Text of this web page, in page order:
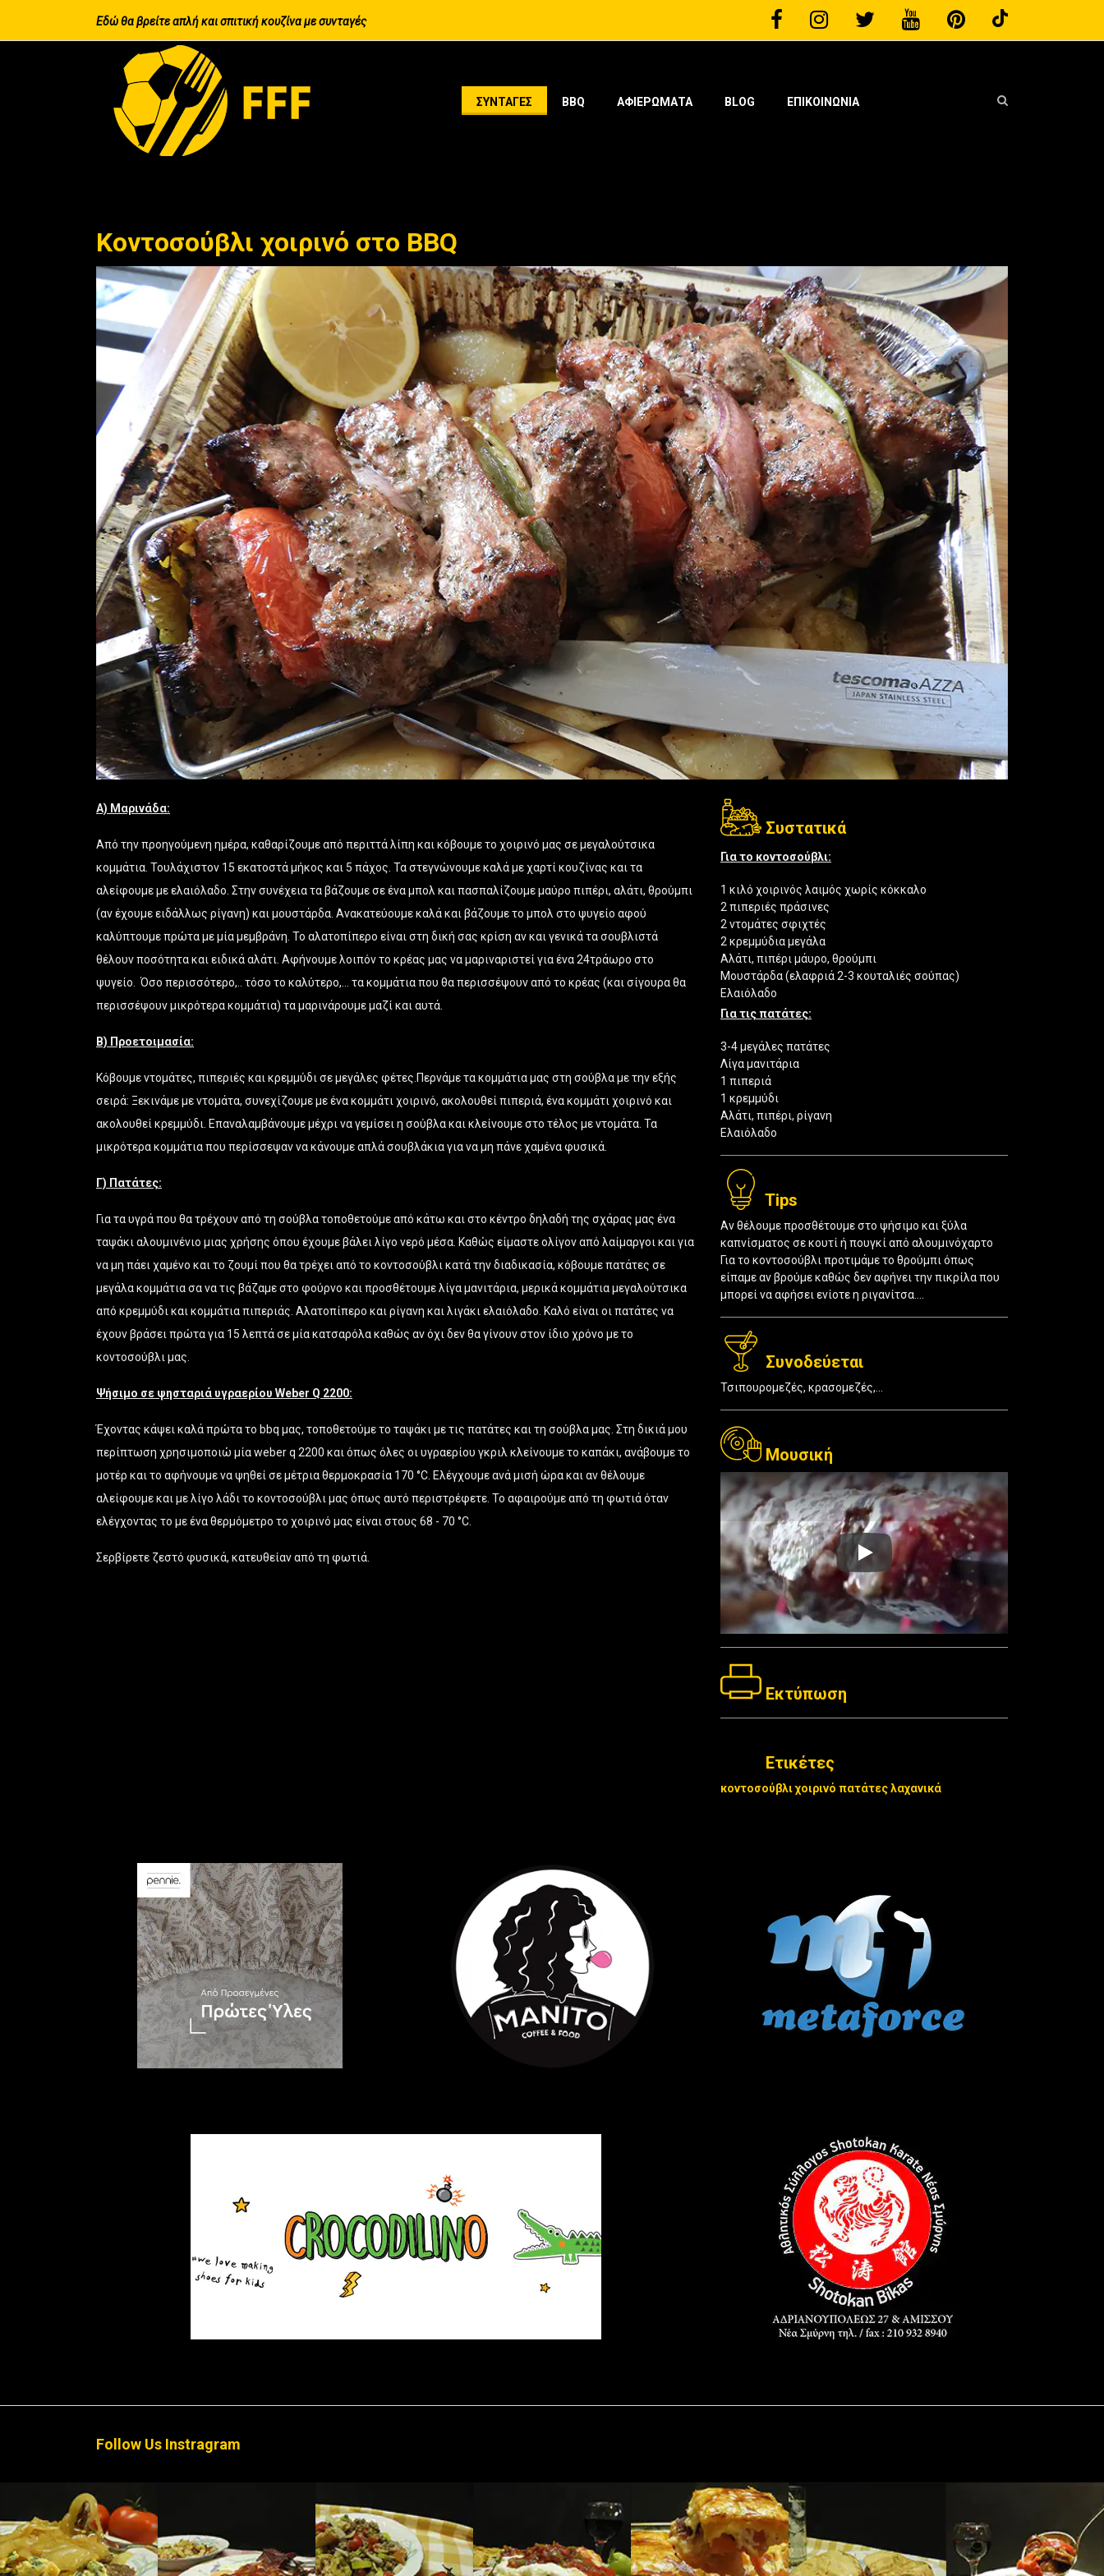
Εδώ θα βρείτε απλή και σπιτική κουζίνα με συνταγές
ΣΥΝΤΑΓΕΣ BBQ ΑΦΙΕΡΩΜΑΤΑ BLOG ΕΠΙΚΟΙΝΩΝΙΑ
Κοντοσούβλι χοιρινό στο BBQ
Α) Μαρινάδα:
Από την προηγούμενη ημέρα, καθαρίζουμε από περιττά λίπη και κόβουμε το χοιρινό μας σε μεγαλούτσικα
κομμάτια. Τουλάχιστον 15 εκατοστά μήκος και 5 πάχος. Τα στεγνώνουμε καλά με χαρτί κουζίνας και τα
αλείφουμε με ελαιόλαδο. Στην συνέχεια τα βάζουμε σε ένα μπολ και πασπαλίζουμε μαύρο πιπέρι, αλάτι, θρούμπι
(αν έχουμε ειδάλλως ρίγανη) και μουστάρδα. Ανακατεύουμε καλά και βάζουμε το μπολ στο ψυγείο αφού
καλύπτουμε πρώτα με μία μεμβράνη. Το αλατοπίπερο είναι στη δική σας κρίση αν και γενικά τα σουβλιστά
θέλουν ποσότητα και ειδικά αλάτι. Αφήνουμε λοιπόν το κρέας μας να μαριναριστεί για ένα 24τράωρο στο
ψυγείο. Όσο περισσότερο,.. τόσο το καλύτερο,… τα κομμάτια που θα περισσέψουν από το κρέας (και σίγουρα θα
περισσέψουν μικρότερα κομμάτια) τα μαρινάρουμε μαζί και αυτά.
Β) Προετοιμασία:
Κόβουμε ντομάτες, πιπεριές και κρεμμύδι σε μεγάλες φέτες.Περνάμε τα κομμάτια μας στη σούβλα με την εξής
σειρά: Ξεκινάμε με ντομάτα, συνεχίζουμε με ένα κομμάτι χοιρινό, ακολουθεί πιπεριά, ένα κομμάτι χοιρινό και
ακολουθεί κρεμμύδι. Επαναλαμβάνουμε μέχρι να γεμίσει η σούβλα και κλείνουμε στο τέλος με ντομάτα. Τα
μικρότερα κομμάτια που περίσσεψαν να κάνουμε απλά σουβλάκια για να μη πάνε χαμένα φυσικά.
Γ) Πατάτες:
Για τα υγρά που θα τρέχουν από τη σούβλα τοποθετούμε από κάτω και στο κέντρο δηλαδή της σχάρας μας ένα
ταψάκι αλουμινένιο μιας χρήσης όπου έχουμε βάλει λίγο νερό μέσα. Καθώς είμαστε ολίγον από λαίμαργοι και για
να μη πάει χαμένο και το ζουμί που θα τρέχει από το κοντοσούβλι κατά την διαδικασία, κόβουμε πατάτες σε
μεγάλα κομμάτια σα να τις βάζαμε στο φούρνο και προσθέτουμε λίγα μανιτάρια, μερικά κομμάτια μεγαλούτσικα
από κρεμμύδι και κομμάτια πιπεριάς. Αλατοπίπερο και ρίγανη και λιγάκι ελαιόλαδο. Καλό είναι οι πατάτες να
έχουν βράσει πρώτα για 15 λεπτά σε μία κατσαρόλα καθώς αν όχι δεν θα γίνουν στον ίδιο χρόνο με το
κοντοσούβλι μας.
Ψήσιμο σε ψησταριά υγραερίου Weber Q 2200:
Έχοντας κάψει καλά πρώτα το bbq μας, τοποθετούμε το ταψάκι με τις πατάτες και τη σούβλα μας. Στη δικιά μου
περίπτωση χρησιμοποιώ μία weber q 2200 και όπως όλες οι υγραερίου γκριλ κλείνουμε το καπάκι, ανάβουμε το
μοτέρ και το αφήνουμε να ψηθεί σε μέτρια θερμοκρασία 170 °C. Ελέγχουμε ανά μισή ώρα και αν θέλουμε
αλείφουμε και με λίγο λάδι το κοντοσούβλι μας όπως αυτό περιστρέφετε. Το αφαιρούμε από τη φωτιά όταν
ελέγχοντας το με ένα θερμόμετρο το χοιρινό μας είναι στους 68 - 70 °C.
Σερβίρετε ζεστό φυσικά, κατευθείαν από τη φωτιά.
Συστατικά
Για το κοντοσούβλι:
1 κιλό χοιρινός λαιμός χωρίς κόκκαλο
2 πιπεριές πράσινες
2 ντομάτες σφιχτές
2 κρεμμύδια μεγάλα
Αλάτι, πιπέρι μάυρο, θρούμπι
Μουστάρδα (ελαφριά 2-3 κουταλιές σούπας)
Ελαιόλαδο
Για τις πατάτες:
3-4 μεγάλες πατάτες
Λίγα μανιτάρια
1 πιπεριά
1 κρεμμύδι
Αλάτι, πιπέρι, ρίγανη
Ελαιόλαδο
Tips
Αν θέλουμε προσθέτουμε στο ψήσιμο και ξύλα
καπνίσματος σε κουτί ή πουγκί από αλουμινόχαρτο
Για το κοντοσούβλι προτιμάμε το θρούμπι όπως
είπαμε αν βρούμε καθώς δεν αφήνει την πικρίλα που
μπορεί να αφήσει ενίοτε η ριγανίτσα….
Συνοδεύεται
Τσιπουρομεζές, κρασομεζές,...
Μουσική
https://www.youtube.com/embed/
Εκτύπωση
Ετικέτες
κοντοσούβλιχοιρινό πατάτεςλαχανικά
Follow Us Instragram